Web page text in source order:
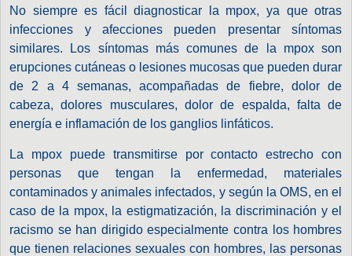
No siempre es fácil diagnosticar la mpox, ya que otras
infecciones y afecciones pueden presentar síntomas
similares. Los síntomas más comunes de la mpox son
erupciones cutáneas o lesiones mucosas que pueden durar
de 2 a 4 semanas, acompañadas de fiebre, dolor de
cabeza, dolores musculares, dolor de espalda, falta de
energía e inflamación de los ganglios linfáticos.
La mpox puede transmitirse por contacto estrecho con
personas que tengan la enfermedad, materiales
contaminados y animales infectados, y según la OMS, en el
caso de la mpox, la estigmatización, la discriminación y el
racismo se han dirigido especialmente contra los hombres
que tienen relaciones sexuales con hombres, las personas